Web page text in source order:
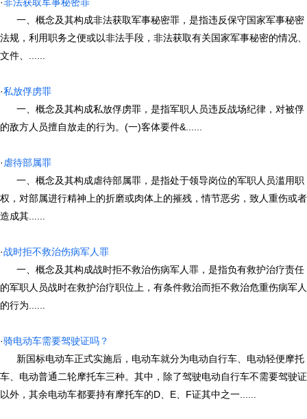
·非法获取军事秘密罪
一、概念及其构成非法获取军事秘密罪，是指违反保守国家军事秘密
法规，利用职务之便或以非法手段，非法获取有关国家军事秘密的情况、
文件、......
·私放俘虏罪
一、概念及其构成私放俘虏罪，是指军职人员违反战场纪律，对被俘
的敌方人员擅自放走的行为。(一)客体要件&......
·虐待部属罪
一、概念及其构成虐待部属罪，是指处于领导岗位的军职人员滥用职
权，对部属进行精神上的折磨或肉体上的摧残，情节恶劣，致人重伤或者
造成其......
·战时拒不救治伤病军人罪
一、概念及其构成战时拒不救治伤病军人罪，是指负有救护治疗责任
的军职人员战时在救护治疗职位上，有条件救治而拒不救治危重伤病军人
的行为......
·骑电动车需要驾驶证吗？
新国标电动车正式实施后，电动车就分为电动自行车、电动轻便摩托
车、电动普通二轮摩托车三种。其中，除了驾驶电动自行车不需要驾驶证
以外，其余电动车都要持有摩托车的D、E、F证其中之一......